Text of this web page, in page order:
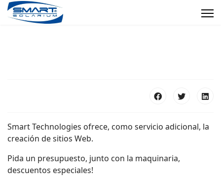
Smart Technologies ofrece, como servicio adicional, la
creación de sitios Web.
Pida un presupuesto, junto con la maquinaria,
descuentos especiales!